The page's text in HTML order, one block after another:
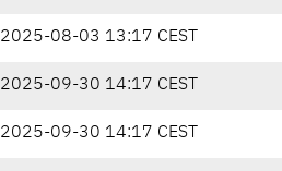
2025-08-03 13:17 CEST
2025-09-30 14:17 CEST
2025-09-30 14:17 CEST